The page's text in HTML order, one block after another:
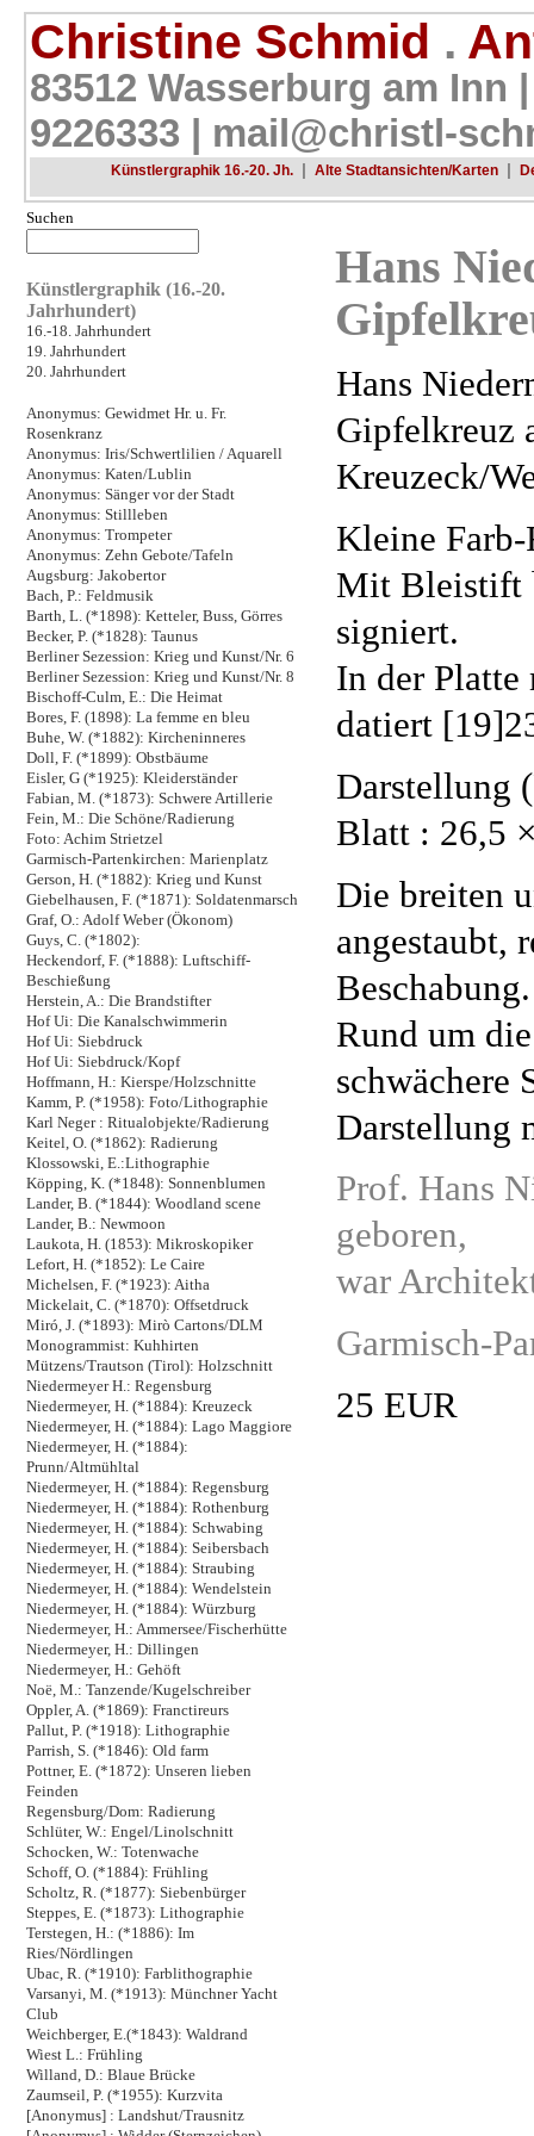
Christine Schmid .
83512 Wasserburg am Inn
9226333 | mail@christl-
Künstlergraphik 16.-20. Jh. | Alte Stadtansichten/Karten |
Suchen
Künstlergraphik (16.-20.
Jahrhundert)
16.-18. Jahrhundert
19. Jahrhundert
20. Jahrhundert
Anonymus: Gewidmet Hr. u. Fr.
Rosenkranz
Anonymus: Iris/Schwertlilien / Aquarell
Anonymus: Katen/Lublin
Anonymus: Sänger vor der Stadt
Anonymus: Stillleben
Anonymus: Trompeter
Anonymus: Zehn Gebote/Tafeln
Augsburg: Jakobertor
Bach, P.: Feldmusik
Barth, L. (*1898): Ketteler, Buss, Görres
Becker, P. (*1828): Taunus
Berliner Sezession: Krieg und Kunst/Nr. 6
Berliner Sezession: Krieg und Kunst/Nr. 8
Bischoff-Culm, E.: Die Heimat
Bores, F. (1898): La femme en bleu
Buhe, W. (*1882): Kircheninneres
Doll, F. (*1899): Obstbäume
Eisler, G (*1925): Kleiderständer
Fabian, M. (*1873): Schwere Artillerie
Fein, M.: Die Schöne/Radierung
Foto: Achim Strietzel
Garmisch-Partenkirchen: Marienplatz
Gerson, H. (*1882): Krieg und Kunst
Giebelhausen, F. (*1871): Soldatenmarsch
Graf, O.: Adolf Weber (Ökonom)
Guys, C. (*1802):
Heckendorf, F. (*1888): Luftschiff-
Beschießung
Herstein, A.: Die Brandstifter
Hof Ui: Die Kanalschwimmerin
Hof Ui: Siebdruck
Hof Ui: Siebdruck/Kopf
Hoffmann, H.: Kierspe/Holzschnitte
Kamm, P. (*1958): Foto/Lithographie
Karl Neger : Ritualobjekte/Radierung
Keitel, O. (*1862): Radierung
Klossowski, E.:Lithographie
Köpping, K. (*1848): Sonnenblumen
Lander, B. (*1844): Woodland scene
Lander, B.: Newmoon
Laukota, H. (1853): Mikroskopiker
Lefort, H. (*1852): Le Caire
Michelsen, F. (*1923): Aitha
Mickelait, C. (*1870): Offsetdruck
Miró, J. (*1893): Mirò Cartons/DLM
Monogrammist: Kuhhirten
Mützens/Trautson (Tirol): Holzschnitt
Niedermeyer H.: Regensburg
Niedermeyer, H. (*1884): Kreuzeck
Niedermeyer, H. (*1884): Lago Maggiore
Niedermeyer, H. (*1884):
Prunn/Altmühltal
Niedermeyer, H. (*1884): Regensburg
Niedermeyer, H. (*1884): Rothenburg
Niedermeyer, H. (*1884): Schwabing
Niedermeyer, H. (*1884): Seibersbach
Niedermeyer, H. (*1884): Straubing
Niedermeyer, H. (*1884): Wendelstein
Niedermeyer, H. (*1884): Würzburg
Niedermeyer, H.: Ammersee/Fischerhütte
Niedermeyer, H.: Dillingen
Niedermeyer, H.: Gehöft
Noë, M.: Tanzende/Kugelschreiber
Oppler, A. (*1869): Franctireurs
Pallut, P. (*1918): Lithographie
Parrish, S. (*1846): Old farm
Pottner, E. (*1872): Unseren lieben
Feinden
Regensburg/Dom: Radierung
Schlüter, W.: Engel/Linolschnitt
Schocken, W.: Totenwache
Schoff, O. (*1884): Frühling
Scholtz, R. (*1877): Siebenbürger
Steppes, E. (*1873): Lithographie
Terstegen, H.: (*1886): Im
Ries/Nördlingen
Ubac, R. (*1910): Farblithographie
Varsanyi, M. (*1913): Münchner Yacht
Club
Weichberger, E.(*1843): Waldrand
Wiest L.: Frühling
Willand, D.: Blaue Brücke
Zaumseil, P. (*1955): Kurzvita
[Anonymus] : Landshut/Trausnitz
Hans
Hans
Gipfelkreuz
Kreuzeck/
Kleine
Mit Bleistift
signiert.
In der Platte
datiert
Darstellung
Blatt : 26,5
Die breiten
angestaubt,
Beschabung.
Rund um
schwächere
Darstellung
Prof. Hans
geboren,
war
Garmisch-
25 EUR